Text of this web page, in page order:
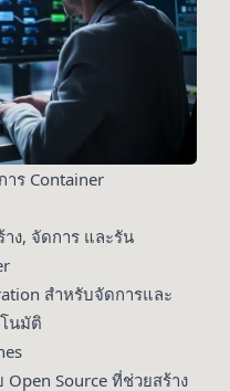
าร Container
ง, จัดการ และรัน
สำหรับจัดการและ
นมัติ
Open Source ที่ช่วยสร้าง